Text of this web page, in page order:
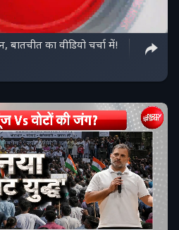
बातचीत का वीडियो चर्चा में!